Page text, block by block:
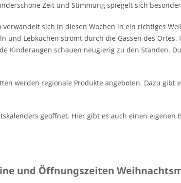
Zeit und Stimmung spiegelt sich
verwandelt sich in diesen Wochen in ein richtiges
und Lebkuchen strömt durch die Gassen des
Kinderaugen schauen neugierig zu den Ständen.
werden regionale Produkte angeboten. Dazu gibt
geöffnet. Hier gibt es auch einen
und Öffnungszeiten